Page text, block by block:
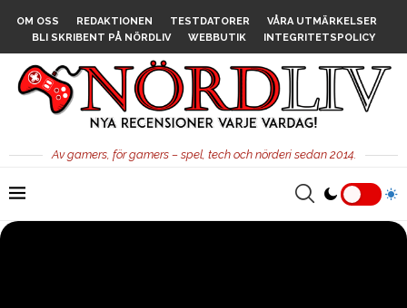
OM OSS REDAKTIONEN TESTDATORER
VÅRA UTMÄRKELSER
BLI SKRIBENT PÅ NÖRDLIV
WEBBUTIK INTEGRITETSPOLICY
Av gamers, för gamers – spel, tech och nörderi sedan 2014.